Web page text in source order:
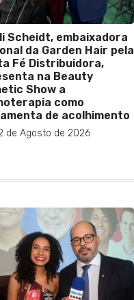
Scheidt, embaixadora
da Garden Hair pela
Fé Distribuidora,
na Beauty
Show a
como
de acolhimento
de Agosto de 2026